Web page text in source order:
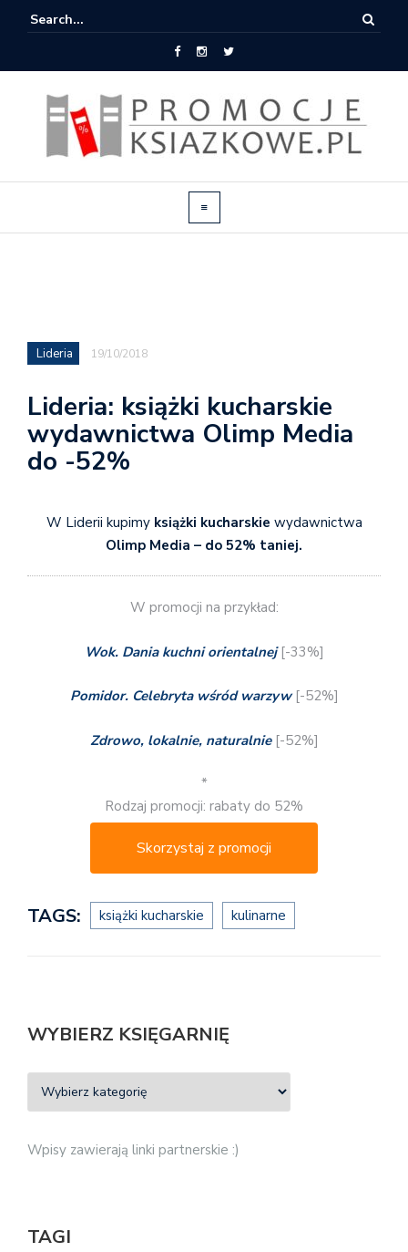
Lideria 19/10/2018
Lideria: książki kucharskie
wydawnictwa Olimp Media
do -52%
W Liderii kupimy książki kucharskie wydawnictwa
Olimp Media – do 52% taniej.
W promocji na przykład:
Wok. Dania kuchni orientalnej [-33%]
Pomidor. Celebryta wśród warzyw[-52%]
Zdrowo, lokalnie, naturalnie[-52%]
*
Rodzaj promocji: rabaty do 52%
Skorzystaj z promocji
TAGS: książki kucharskie kulinarne
WYBIERZ KSIĘGARNIĘ
Wpisy zawierają linki partnerskie :)
TAGI